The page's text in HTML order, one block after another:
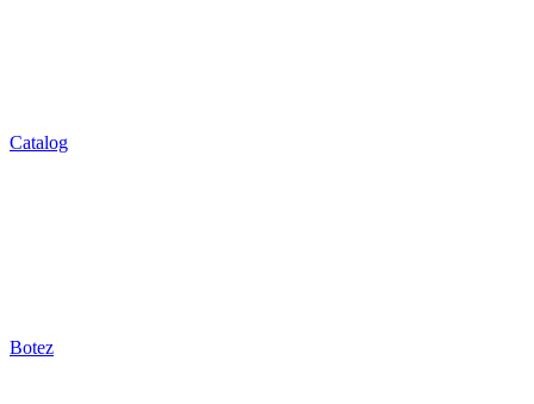
Catalog
Botez